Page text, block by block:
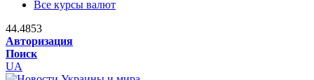
Все курсы валют
44.4853
Авторизация
Поиск
UA